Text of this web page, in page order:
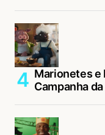
Marionetes e
Campanha